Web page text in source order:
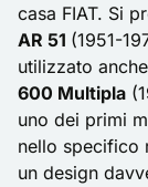
casa FIAT. Si
AR 51 (1951-
utilizzato
600 Multipla
uno dei primi
nello specifico
un design